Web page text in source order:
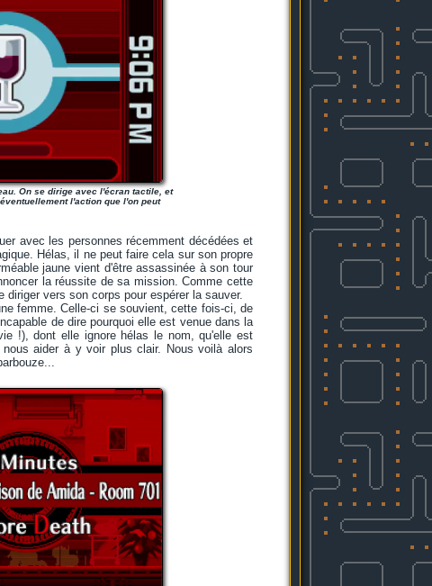
On se dirige avec l'écran tactile, et
l'action que l'on peut
avec les personnes récemment décédées et
Hélas, il ne peut faire cela sur son propre
jaune vient d'être assassinée à son tour
la réussite de sa mission. Comme cette
vers son corps pour espérer la sauver.
femme. Celle-ci se souvient, cette fois-ci, de
de dire pourquoi elle est venue dans la
!), dont elle ignore hélas le nom, qu'elle est
aider à y voir plus clair. Nous voilà alors